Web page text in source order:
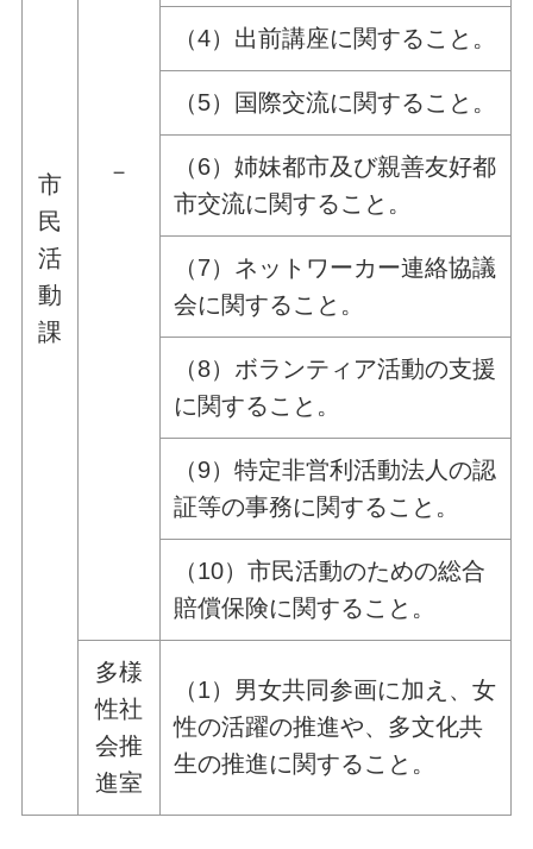
市
民
活
動
課
－
（4）出前講座に関すること。
（5）国際交流に関すること。
（6）姉妹都市及び親善友好都
市交流に関すること。
（7）ネットワーカー連絡協議
会に関すること。
（8）ボランティア活動の支援
に関すること。
（9）特定非営利活動法人の認
証等の事務に関すること。
（10）市民活動のための総合
賠償保険に関すること。
多様
性社
会推
進室
（1）男女共同参画に加え、女
性の活躍の推進や、多文化共
生の推進に関すること。